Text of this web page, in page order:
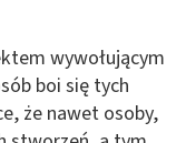
wywołującym
boi się tych
że nawet osoby,